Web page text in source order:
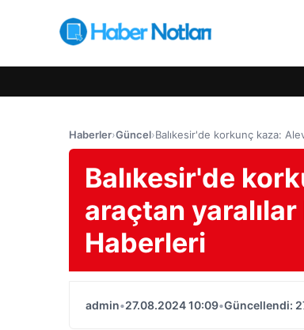
Haberler›Güncel›Balıkesir'de korkunç kaza:
Balıkesir'de
araçtan
Haberleri
admin•27.08.2024 10:09•Güncellendi: